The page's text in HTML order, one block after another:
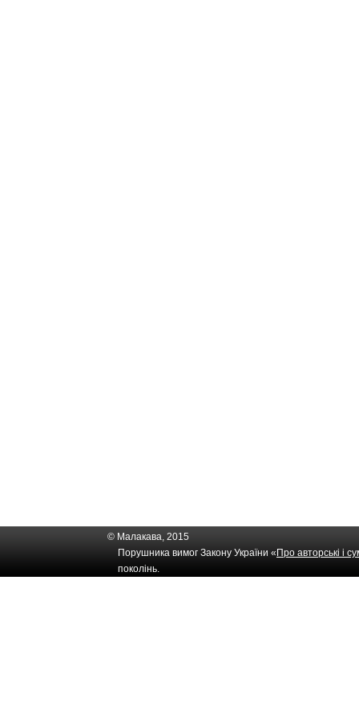
© Малакава, 2015
Порушника вимог Закону України « Про авторські і
поколінь.